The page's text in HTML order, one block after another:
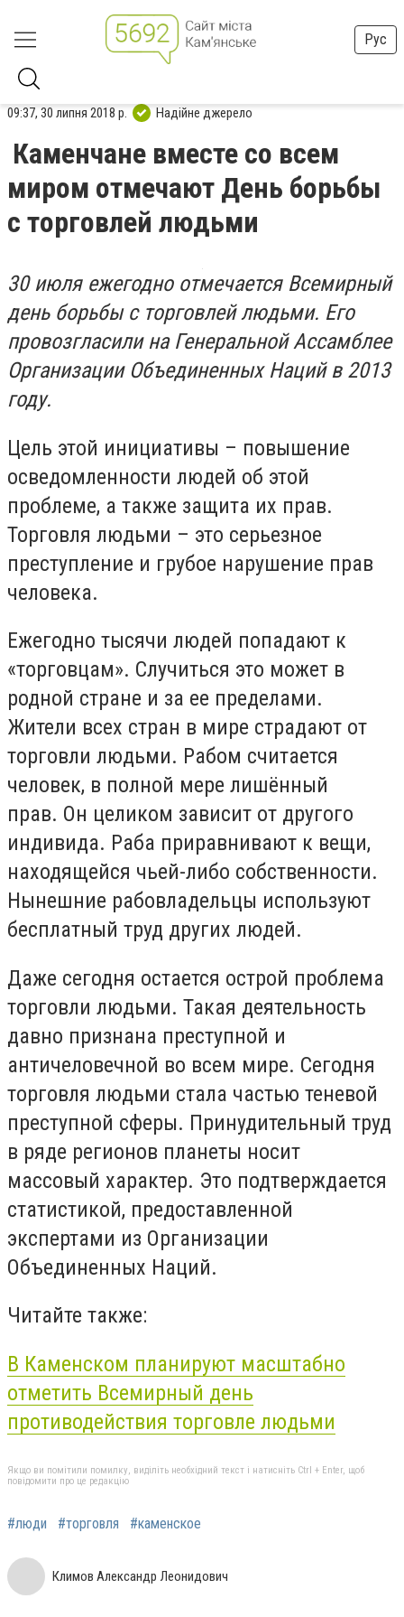
Рус
09:37, 30 липня 2018 р. Надійне джерело
Каменчане вместе со всем
миром отмечают День борьбы
с торговлей людьми
30 июля ежегодно отмечается Всемирный
день борьбы с торговлей людьми. Его
провозгласили на Генеральной Ассамблее
Организации Объединенных Наций в 2013
году.
Цель этой инициативы – повышение
осведомленности людей об этой
проблеме, а также защита их прав.
Торговля людьми – это серьезное
преступление и грубое нарушение прав
человека.
Ежегодно тысячи людей попадают к
«торговцам». Случиться это может в
родной стране и за ее пределами.
Жители всех стран в мире страдают от
торговли людьми. Рабом считается
человек, в полной мере лишённый
прав. Он целиком зависит от другого
индивида. Раба приравнивают к вещи,
находящейся чьей-либо собственности.
Нынешние рабовладельцы используют
бесплатный труд других людей.
Даже сегодня остается острой проблема
торговли людьми. Такая деятельность
давно признана преступной и
античеловечной во всем мире. Сегодня
торговля людьми стала частью теневой
преступной сферы. Принудительный труд
в ряде регионов планеты носит
массовый характер. Это подтверждается
статистикой, предоставленной
экспертами из Организации
Объединенных Наций.
Читайте также:
В Каменском планируют масштабно
отметить Всемирный день
противодействия торговле людьми
Якщо ви помітили помилку, виділіть необхідний текст і натисніть Ctrl + Enter, щоб
повідомити про це редакцію
#люди #торговля #каменское
Климов Александр Леонидович